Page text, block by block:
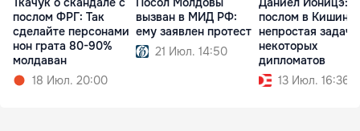
послом ФРГ: Так
сделайте персонами
нон грата 80-90%
молдаван
18 Июл. 20:00
вызван в МИД РФ:
ему заявлен протест
21 Июл. 14:50
послом в
непростая
некоторых
дипломатов
13 Июл. 16:36